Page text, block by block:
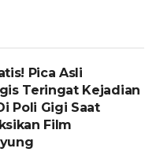
Pica Asli
Teringat Kejadian
Poli Gigi Saat
Film